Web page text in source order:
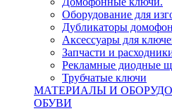
Оборудование для
Дубликаторы
Аксессуары для
Запчасти и
Рекламные диодные
Трубчатые ключи
МАТЕРИАЛЫ И
ОБУВИ